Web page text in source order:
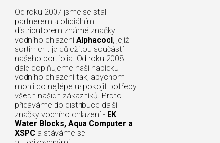
Od roku 2007 jsme se stali
partnerem a oficiálním
distributorem známé značky
vodního chlazení Alphacool, jejíž
sortiment je důležitou součástí
našeho portfolia. Od roku 2008
dále doplňujeme naší nabídku
vodního chlazení tak, abychom
mohli co nejlépe uspokojit potřeby
všech našich zákazníků. Proto
přidáváme do distribuce další
značky vodního chlazení - EK
Water Blocks, Aqua Computer a
XSPC a stáváme se